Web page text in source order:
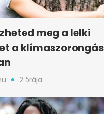
meg a lelki
a klímaszorongás
2 órája